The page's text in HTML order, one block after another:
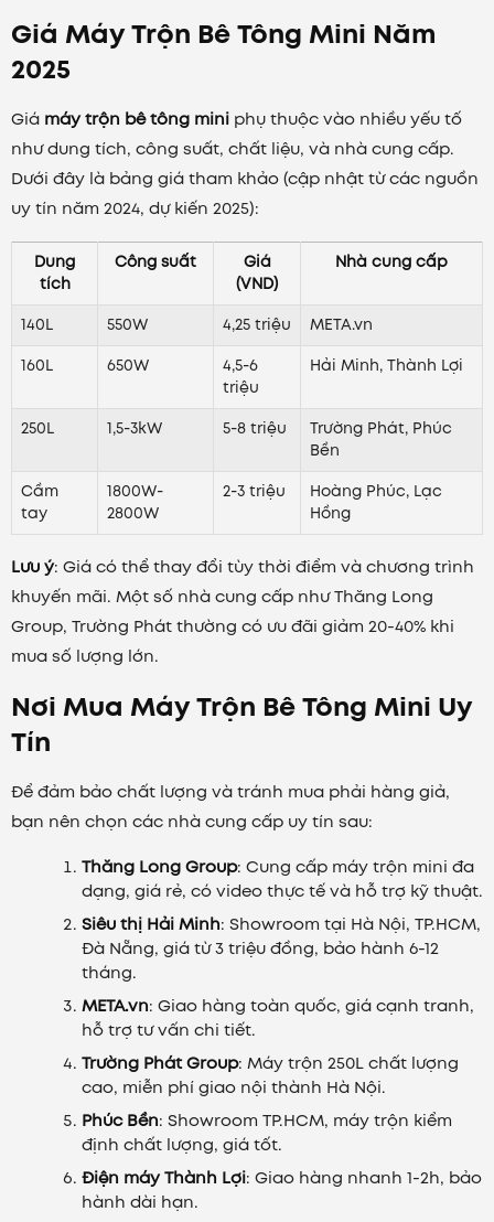
Giá Máy Trộn Bê Tông Mini Năm
2025
Giá máy trộn bê tông mini phụ thuộc vào nhiều yếu tố
như dung tích, công suất, chất liệu, và nhà cung cấp.
Dưới đây là bảng giá tham khảo (cập nhật từ các nguồn
uy tín năm 2024, dự kiến 2025):
Dung
tích
Công suất
Giá
(VND)
Nhà cung cấp
140L 550W 4,25 triệu
META.vn
160L
650W
4,5-6
triệu
Hải Minh, Thành Lợi
250L 1,5-3kW 5-8 triệu
Trường Phát, Phúc
Bền
Cầm
tay
1800W-
2800W
2-3 triệu
Hoàng Phúc, Lạc
Hồng
Lưu ý: Giá có thể thay đổi tùy thời điểm và chương trình
khuyến mãi. Một số nhà cung cấp như Thăng Long
Group, Trường Phát thường có ưu đãi giảm 20-40% khi
mua số lượng lớn.
Nơi Mua Máy Trộn Bê Tông Mini Uy
Tín
Để đảm bảo chất lượng và tránh mua phải hàng giả,
bạn nên chọn các nhà cung cấp uy tín sau:
Thăng Long Group: Cung cấp máy trộn mini đa
dạng, giá rẻ, có video thực tế và hỗ trợ kỹ thuật.
Siêu thị Hải Minh: Showroom tại Hà Nội, TP.HCM,
Đà Nẵng, giá từ 3 triệu đồng, bảo hành 6-12
tháng.
META.vn: Giao hàng toàn quốc, giá cạnh tranh,
hỗ trợ tư vấn chi tiết.
Trường Phát Group: Máy trộn 250L chất lượng
cao, miễn phí giao nội thành Hà Nội.
Phúc Bền: Showroom TP.HCM, máy trộn kiểm
định chất lượng, giá tốt.
Điện máy Thành Lợi: Giao hàng nhanh 1-2h, bảo
hành dài hạn.